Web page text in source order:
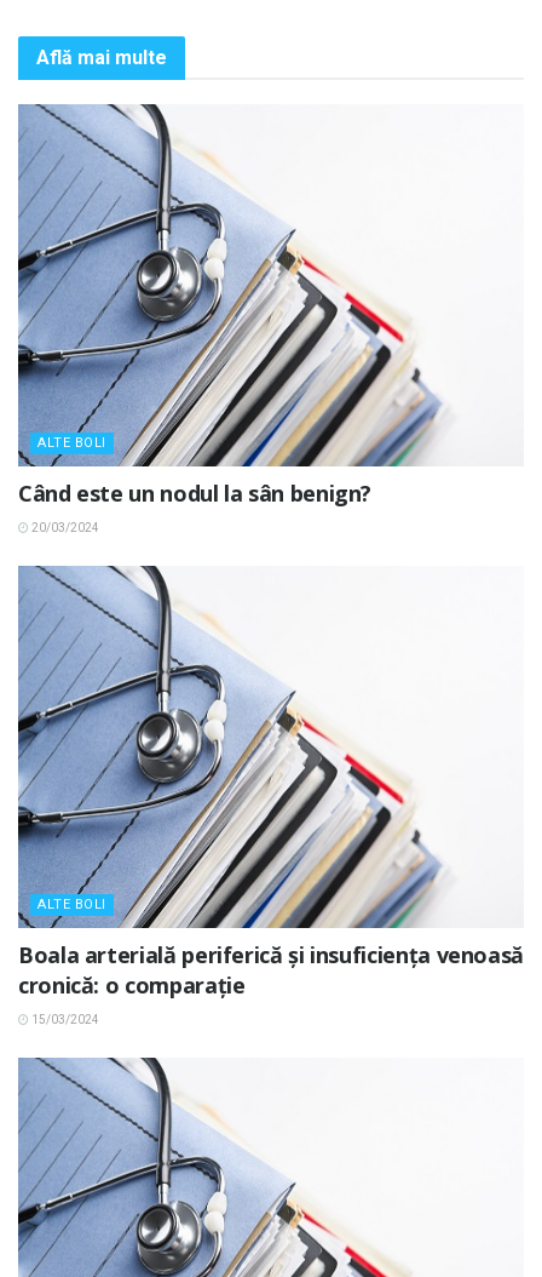
Află mai multe
ALTE BOLI
Când este un nodul la sân benign?
20/03/2024
ALTE BOLI
Boala arterială periferică și insuficiența venoasă
cronică: o comparație
15/03/2024